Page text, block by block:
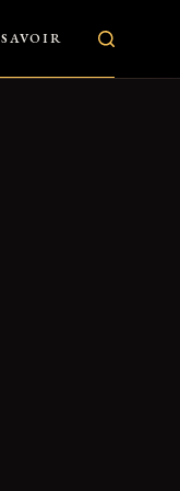
SAVOIR